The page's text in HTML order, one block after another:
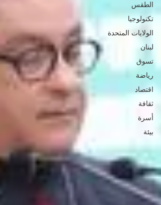
الطقس
تكنولوجيا
الولايات المتحدة
لبنان
تسوق
رياضة
اقتصاد
ثقافة
أسرة
بيئة